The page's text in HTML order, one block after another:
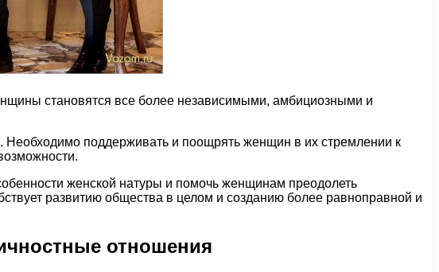
становятся все более независимыми, амбициозными и
поддерживать и поощрять женщин в их стремлении к
женской натуры и помочь женщинам преодолеть
развитию общества в целом и созданию более равноправной и
отношения